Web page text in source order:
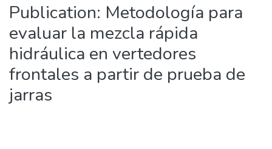
Publication: Metodología para
evaluar la mezcla rápida
hidráulica en vertedores
frontales a partir de prueba de
jarras